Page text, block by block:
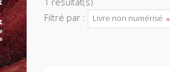
Filtré par :
Livre non numérisé